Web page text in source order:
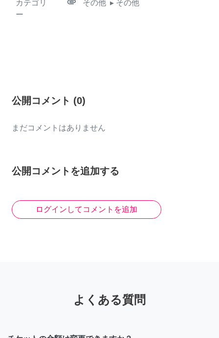
カテゴリ
ー
その他 ▸ その他
公開コメント (0)
まだコメントはありません
公開コメントを追加する
ログインしてコメントを追加
よくある質問